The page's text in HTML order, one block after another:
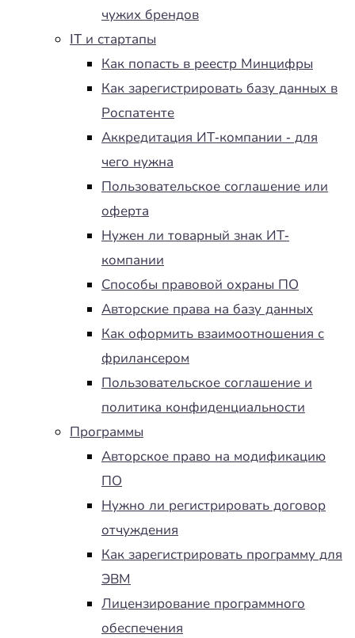
чужих брендов
IT и стартапы
Как попасть в реестр Минцифры
Как зарегистрировать базу данных в
Роспатенте
Аккредитация ИТ-компании - для
чего нужна
Пользовательское соглашение или
оферта
Нужен ли товарный знак ИТ-
компании
Способы правовой охраны ПО
Авторские права на базу данных
Как оформить взаимоотношения с
фрилансером
Пользовательское соглашение и
политика конфиденциальности
Программы
Авторское право на модификацию
ПО
Нужно ли регистрировать договор
отчуждения
Как зарегистрировать программу для
ЭВМ
Лицензирование программного
обеспечения